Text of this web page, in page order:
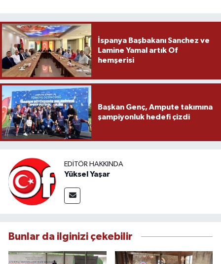
İspanya Başbakanı Sanchez ve
Lamine Yamal artık Of
hemşerisi
Başkan Genç, Ampute takımına
şampiyonluk hedefi çizdi
EDITÖR HAKKINDA
Yüksel Yaşar
Bunlar da ilginizi çekebilir